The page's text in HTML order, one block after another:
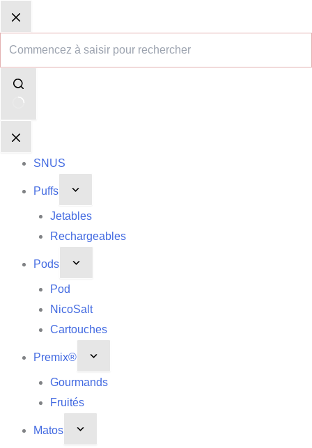
au
contenu
résultat
SNUS
Puffs
Jetables
Rechargeables
Pods
Pod
NicoSalt
Cartouches
Premix®
Gourmands
Fruités
Matos
d’achat
d’achat